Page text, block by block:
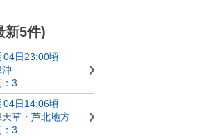
新5件)
04日23:00頃
3
04日14:06頃
草・芦北地方
3